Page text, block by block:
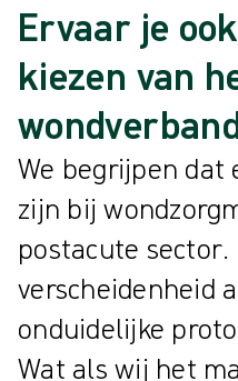
Ervaar je
kiezen van
We begrijpen dat
zijn bij
postacute sector.
verscheidenheid
onduidelijke
Wat als wij het